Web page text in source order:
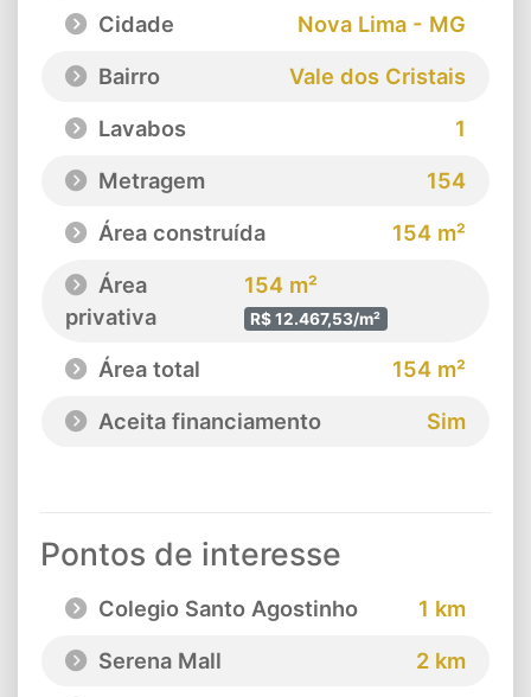
Cidade
Nova Lima - MG
Bairro
Vale dos Cristais
Lavabos
1
Metragem
154
Área construída
154 m²
Área
privativa
154 m²
R$ 12.467,53/m²
Área total
154 m²
Aceita financiamento
Sim
Pontos de interesse
Colegio Santo Agostinho
1 km
Serena Mall
2 km